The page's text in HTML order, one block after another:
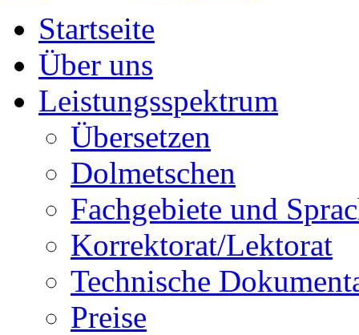
Startseite
Über uns
Leistungsspektrum
Übersetzen
Dolmetschen
Fachgebiete und
Korrektorat/Lektorat
Technische
Preise